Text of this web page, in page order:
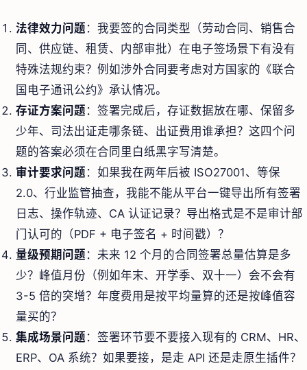
法律效力问题 ：我要签的合同类型（劳动合同、销售合
同、供应链、租赁、内部审批）在电子签场景下有没有
特殊法规约束？例如涉外合同要考虑对方国家的《联合
国电子通讯公约》承认情况。
存证方案问题 ：签署完成后，存证数据放在哪、保留多
少年、司法出证走哪条链、出证费用谁承担？这四个问
题的答案必须在合同里白纸黑字写清楚。
审计要求问题 ：如果我在两年后被 ISO27001、等保
2.0、行业监管抽查，我能不能从平台一键导出所有签署
日志、操作轨迹、CA 认证记录？导出格式是不是审计部
门认可的（PDF + 电子签名 + 时间戳）？
量级预期问题 ：未来 12 个月的合同签署总量估算是多
少？峰值月份（例如年末、开学季、双十一）会不会有
3-5 倍的突增？年度费用是按平均量算的还是按峰值容
量买的？
集成场景问题 ：签署环节要不要接入现有的 CRM、HR、
ERP、OA 系统？如果要接，是走 API 还是走原生插件？